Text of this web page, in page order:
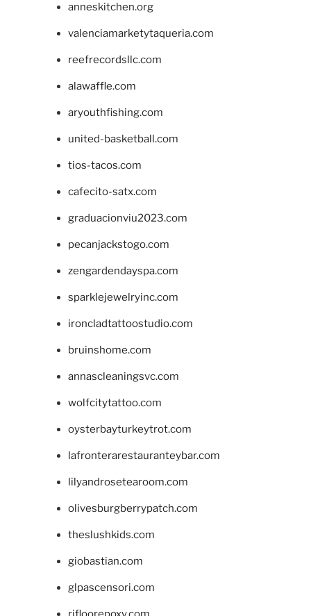
anneskitchen.org
valenciamarketytaqueria.com
reefrecordsllc.com
alawaffle.com
aryouthfishing.com
united-basketball.com
tios-tacos.com
cafecito-satx.com
graduacionviu2023.com
pecanjackstogo.com
zengardendayspa.com
sparklejewelryinc.com
ironcladtattoostudio.com
bruinshome.com
annascleaningsvc.com
wolfcitytattoo.com
oysterbayturkeytrot.com
lafronterarestauranteybar.com
lilyandrosetearoom.com
olivesburgberrypatch.com
theslushkids.com
giobastian.com
glpascensori.com